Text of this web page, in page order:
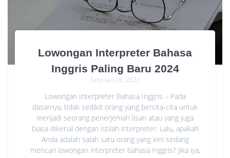
Lowongan Interpreter Bahasa
Inggris Paling Baru 2024
Februari 28, 2023
Lowongan Interpreter Bahasa Inggris – Pada
dasarnya, tidak sedikit orang yang bercita-cita untuk
menjadi seorang penerjemah lisan atau yang juga
biasa dikenal dengan istilah interpreter. Lalu, apakah
Anda adalah salah satu orang yang kini sedang
mencari lowongan interpreter bahasa Inggris? Jika iya,